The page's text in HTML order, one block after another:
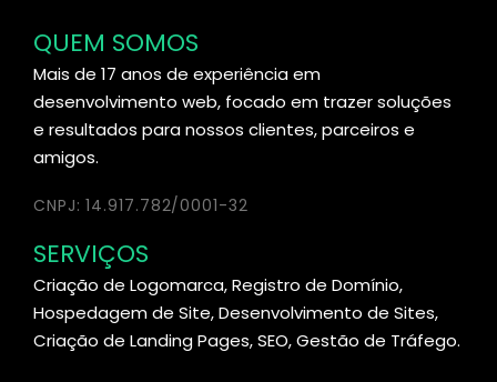
QUEM SOMOS
Mais de 17 anos de experiência em
desenvolvimento web, focado em trazer soluções
e resultados para nossos clientes, parceiros e
amigos.
CNPJ: 14.917.782/0001-32
SERVIÇOS
Criação de Logomarca, Registro de Domínio,
Hospedagem de Site, Desenvolvimento de Sites,
Criação de Landing Pages, SEO, Gestão de Tráfego.